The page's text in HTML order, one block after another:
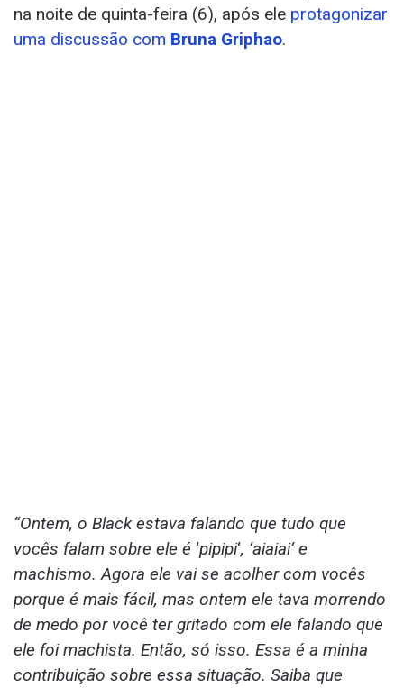
na noite de quinta-feira (6), após ele protagonizar
uma discussão com Bruna Griphao.
“Ontem, o Black estava falando que tudo que
vocês falam sobre ele é ‘pipipi‘, ‘aiaiai’ e
machismo. Agora ele vai se acolher com vocês
porque é mais fácil, mas ontem ele tava morrendo
de medo por você ter gritado com ele falando que
ele foi machista. Então, só isso. Essa é a minha
contribuição sobre essa situação. Saiba que